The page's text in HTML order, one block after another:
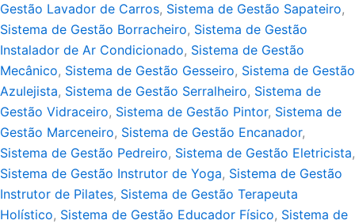
Gestão Lavador de Carros, Sistema de Gestão Sapateiro,
Sistema de Gestão Borracheiro, Sistema de Gestão
Instalador de Ar Condicionado, Sistema de Gestão
Mecânico, Sistema de Gestão Gesseiro, Sistema de Gestão
Azulejista, Sistema de Gestão Serralheiro, Sistema de
Gestão Vidraceiro, Sistema de Gestão Pintor, Sistema de
Gestão Marceneiro, Sistema de Gestão Encanador,
Sistema de Gestão Pedreiro, Sistema de Gestão Eletricista,
Sistema de Gestão Instrutor de Yoga, Sistema de Gestão
Instrutor de Pilates, Sistema de Gestão Terapeuta
Holístico, Sistema de Gestão Educador Físico, Sistema de